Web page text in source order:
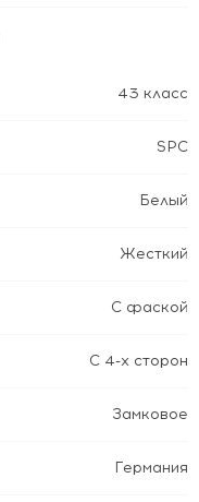
43 класс
SPC
Белый
Жесткий
С фаской
С 4-х сторон
Замковое
Германия